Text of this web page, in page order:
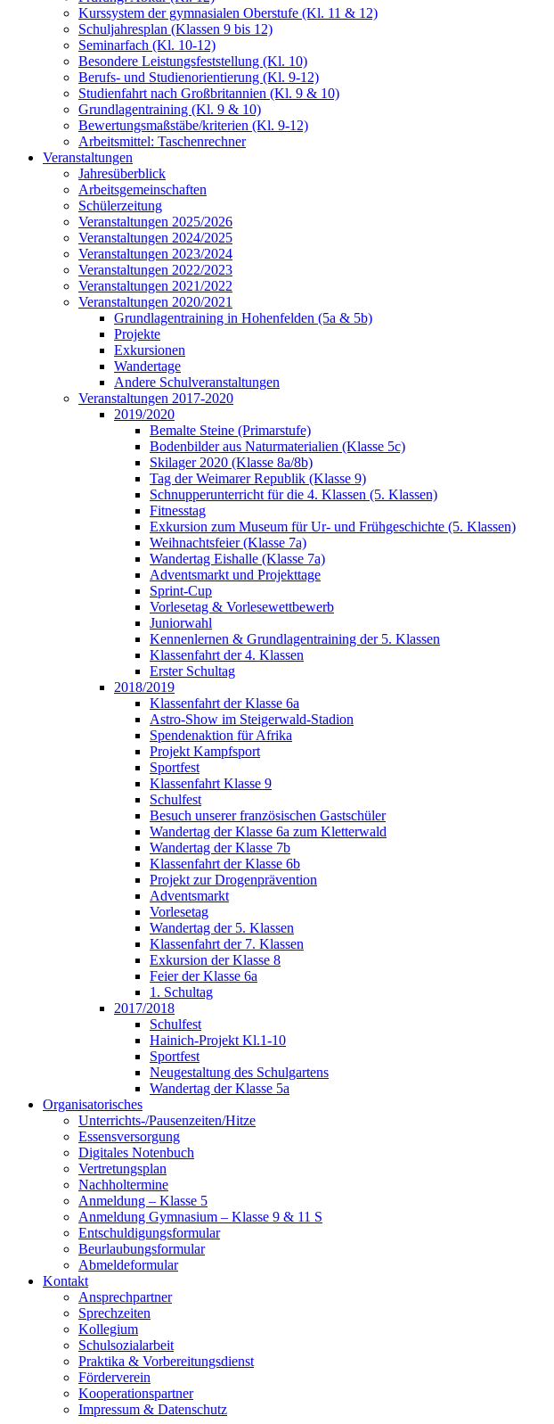
Kurssystem der gymnasialen Oberstufe (Kl. 11 & 12)
Schuljahresplan (Klassen 9 bis 12)
Seminarfach (Kl. 10-12)
Besondere Leistungsfeststellung (Kl. 10)
Berufs- und Studienorientierung (Kl. 9-12)
Studienfahrt nach Großbritannien (Kl. 9 & 10)
Grundlagentraining (Kl. 9 & 10)
Bewertungsmaßstäbe/kriterien (Kl. 9-12)
Arbeitsmittel: Taschenrechner
Veranstaltungen
Jahresüberblick
Arbeitsgemeinschaften
Schülerzeitung
Veranstaltungen 2025/2026
Veranstaltungen 2024/2025
Veranstaltungen 2023/2024
Veranstaltungen 2022/2023
Veranstaltungen 2021/2022
Veranstaltungen 2020/2021
Grundlagentraining in Hohenfelden (5a & 5b)
Projekte
Exkursionen
Wandertage
Andere Schulveranstaltungen
Veranstaltungen 2017-2020
2019/2020
Bemalte Steine (Primarstufe)
Bodenbilder aus Naturmaterialien (Klasse 5c)
Skilager 2020 (Klasse 8a/8b)
Tag der Weimarer Republik (Klasse 9)
Schnupperunterricht für die 4. Klassen (5. Klassen)
Fitnesstag
Exkursion zum Museum für Ur- und Frühgeschichte (5. Klassen)
Weihnachtsfeier (Klasse 7a)
Wandertag Eishalle (Klasse 7a)
Adventsmarkt und Projekttage
Sprint-Cup
Vorlesetag & Vorlesewettbewerb
Juniorwahl
Kennenlernen & Grundlagentraining der 5. Klassen
Klassenfahrt der 4. Klassen
Erster Schultag
2018/2019
Klassenfahrt der Klasse 6a
Astro-Show im Steigerwald-Stadion
Spendenaktion für Afrika
Projekt Kampfsport
Sportfest
Klassenfahrt Klasse 9
Schulfest
Besuch unserer französischen Gastschüler
Wandertag der Klasse 6a zum Kletterwald
Wandertag der Klasse 7b
Klassenfahrt der Klasse 6b
Projekt zur Drogenprävention
Adventsmarkt
Vorlesetag
Wandertag der 5. Klassen
Klassenfahrt der 7. Klassen
Exkursion der Klasse 8
Feier der Klasse 6a
1. Schultag
2017/2018
Schulfest
Hainich-Projekt Kl.1-10
Sportfest
Neugestaltung des Schulgartens
Wandertag der Klasse 5a
Organisatorisches
Unterrichts-/Pausenzeiten/Hitze
Essensversorgung
Digitales Notenbuch
Vertretungsplan
Nachholtermine
Anmeldung – Klasse 5
Anmeldung Gymnasium – Klasse 9 & 11 S
Entschuldigungsformular
Beurlaubungsformular
Abmeldeformular
Kontakt
Ansprechpartner
Sprechzeiten
Kollegium
Schulsozialarbeit
Praktika & Vorbereitungsdienst
Förderverein
Kooperationspartner
Impressum & Datenschutz